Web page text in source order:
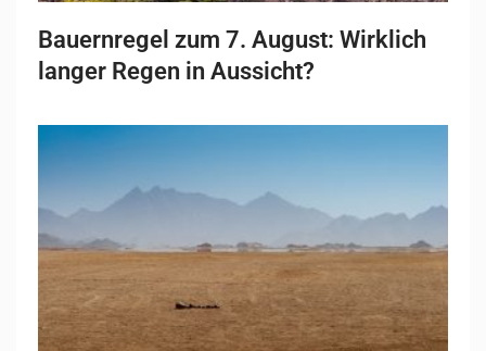
Bauernregel zum 7. August: Wirklich
langer Regen in Aussicht?